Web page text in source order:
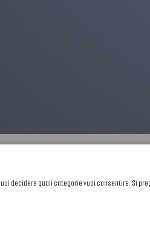
decidere quali categorie vuoi consentire. Si